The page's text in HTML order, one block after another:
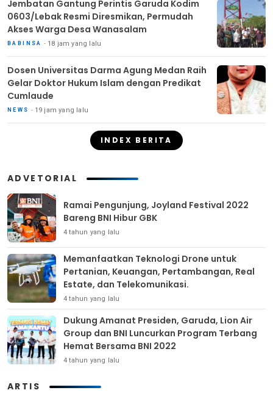
Jembatan Gantung Perintis Garuda Kodim
0603/Lebak Resmi Diresmikan, Permudah
Akses Warga Desa Wanasalam
BABINSA 18 jam yang lalu
Dosen Universitas Darma Agung Medan Raih
Gelar Doktor Hukum Islam dengan Predikat
Cumlaude
NEWS 19 jam yang lalu
INDEX BERITA
ADVETORIAL
Ramai Pengunjung, Joyland Festival 2022
Bareng BNI Hibur GBK
4 tahun yang lalu
Memanfaatkan Teknologi Drone untuk
Pertanian, Keuangan, Pertambangan, Real
Estate, dan Telekomunikasi.
4 tahun yang lalu
Dukung Amanat Presiden, Garuda, Lion Air
Group dan BNI Luncurkan Program Terbang
Hemat Bersama BNI 2022
4 tahun yang lalu
ARTIS